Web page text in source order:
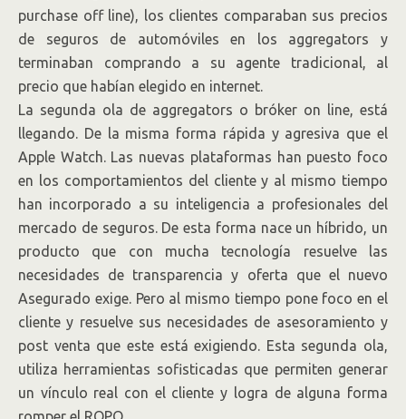
purchase off line), los clientes comparaban sus precios
de seguros de automóviles en los aggregators y
terminaban comprando a su agente tradicional, al
precio que habían elegido en internet.
La segunda ola de aggregators o bróker on line, está
llegando. De la misma forma rápida y agresiva que el
Apple Watch. Las nuevas plataformas han puesto foco
en los comportamientos del cliente y al mismo tiempo
han incorporado a su inteligencia a profesionales del
mercado de seguros. De esta forma nace un híbrido, un
producto que con mucha tecnología resuelve las
necesidades de transparencia y oferta que el nuevo
Asegurado exige. Pero al mismo tiempo pone foco en el
cliente y resuelve sus necesidades de asesoramiento y
post venta que este está exigiendo. Esta segunda ola,
utiliza herramientas sofisticadas que permiten generar
un vínculo real con el cliente y logra de alguna forma